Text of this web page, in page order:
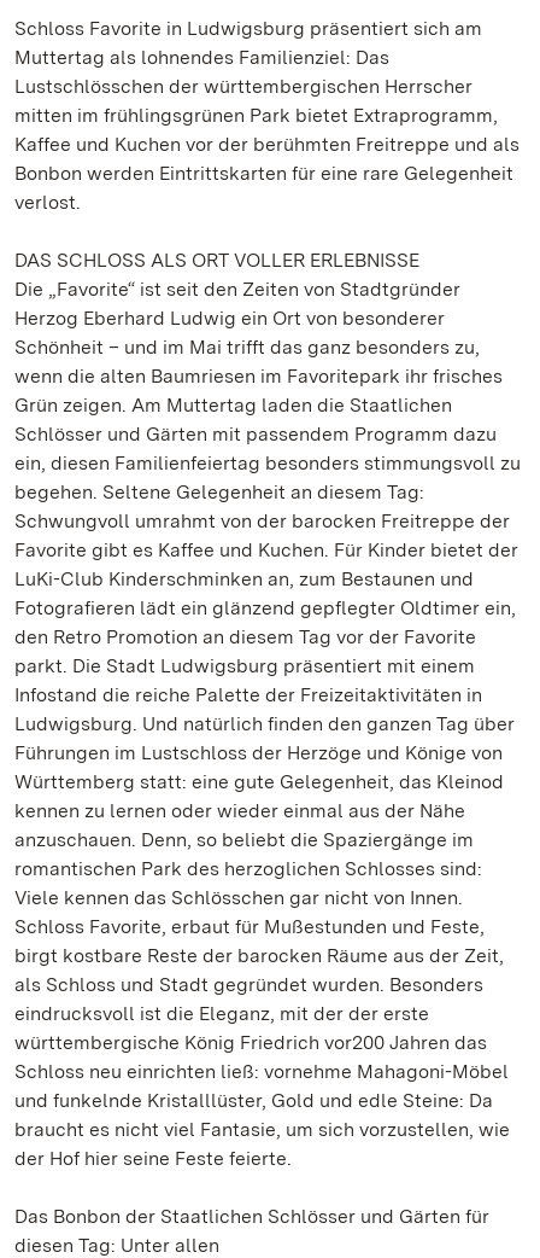
Schloss Favorite in Ludwigsburg präsentiert sich am
Muttertag als lohnendes Familienziel: Das
Lustschlösschen der württembergischen Herrscher
mitten im frühlingsgrünen Park bietet Extraprogramm,
Kaffee und Kuchen vor der berühmten Freitreppe und als
Bonbon werden Eintrittskarten für eine rare Gelegenheit
verlost.
DAS SCHLOSS ALS ORT VOLLER ERLEBNISSE
Die „Favorite“ ist seit den Zeiten von Stadtgründer
Herzog Eberhard Ludwig ein Ort von besonderer
Schönheit – und im Mai trifft das ganz besonders zu,
wenn die alten Baumriesen im Favoritepark ihr frisches
Grün zeigen. Am Muttertag laden die Staatlichen
Schlösser und Gärten mit passendem Programm dazu
ein, diesen Familienfeiertag besonders stimmungsvoll zu
begehen. Seltene Gelegenheit an diesem Tag:
Schwungvoll umrahmt von der barocken Freitreppe der
Favorite gibt es Kaffee und Kuchen. Für Kinder bietet der
LuKi-Club Kinderschminken an, zum Bestaunen und
Fotografieren lädt ein glänzend gepflegter Oldtimer ein,
den Retro Promotion an diesem Tag vor der Favorite
parkt. Die Stadt Ludwigsburg präsentiert mit einem
Infostand die reiche Palette der Freizeitaktivitäten in
Ludwigsburg. Und natürlich finden den ganzen Tag über
Führungen im Lustschloss der Herzöge und Könige von
Württemberg statt: eine gute Gelegenheit, das Kleinod
kennen zu lernen oder wieder einmal aus der Nähe
anzuschauen. Denn, so beliebt die Spaziergänge im
romantischen Park des herzoglichen Schlosses sind:
Viele kennen das Schlösschen gar nicht von Innen.
Schloss Favorite, erbaut für Mußestunden und Feste,
birgt kostbare Reste der barocken Räume aus der Zeit,
als Schloss und Stadt gegründet wurden. Besonders
eindrucksvoll ist die Eleganz, mit der der erste
württembergische König Friedrich vor200 Jahren das
Schloss neu einrichten ließ: vornehme Mahagoni-Möbel
und funkelnde Kristalllüster, Gold und edle Steine: Da
braucht es nicht viel Fantasie, um sich vorzustellen, wie
der Hof hier seine Feste feierte.
Das Bonbon der Staatlichen Schlösser und Gärten für
diesen Tag: Unter allen